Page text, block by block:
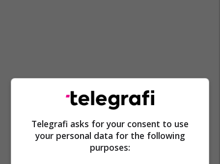
Prishtinë Falsifikimi I Parave
Telegrafi asks for your consent to use
your personal data for the following
purposes: